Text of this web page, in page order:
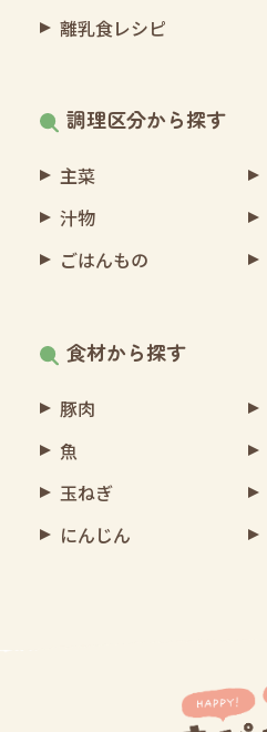
離乳食レシピ
調理区分から探す
主菜
汁物
ごはんもの
食材から探す
豚肉
魚
玉ねぎ
にんじん